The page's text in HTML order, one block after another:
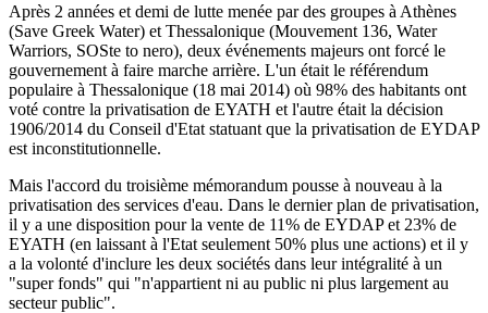
Après 2 années et demi de lutte menée par des groupes à Athènes
(Save Greek Water) et Thessalonique (Mouvement 136, Water
Warriors, SOSte to nero), deux événements majeurs ont forcé le
gouvernement à faire marche arrière. L'un était le référendum
populaire à Thessalonique (18 mai 2014) où 98% des habitants ont
voté contre la privatisation de EYATH et l'autre était la décision
1906/2014 du Conseil d'Etat statuant que la privatisation de EYDAP
est inconstitutionnelle.
Mais l'accord du troisième mémorandum pousse à nouveau à la
privatisation des services d'eau. Dans le dernier plan de privatisation,
il y a une disposition pour la vente de 11% de EYDAP et 23% de
EYATH (en laissant à l'Etat seulement 50% plus une actions) et il y
a la volonté d'inclure les deux sociétés dans leur intégralité à un
"super fonds" qui "n'appartient ni au public ni plus largement au
secteur public".